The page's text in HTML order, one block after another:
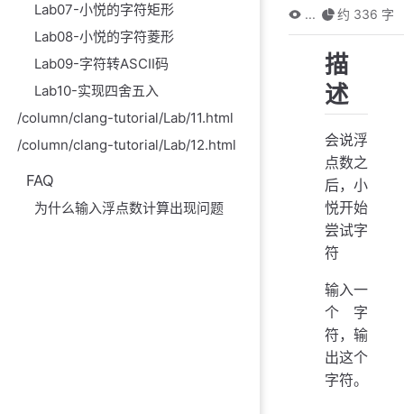
Lab07-小悦的字符矩形
Lab08-小悦的字符菱形
Lab09-字符转ASCII码
Lab10-实现四舍五入
/column/clang-tutorial/Lab/11.html
/column/clang-tutorial/Lab/12.html
FAQ
为什么输入浮点数计算出现问题
...
约 336 字
描
述
会说浮
点数之
后，小
悦开始
尝试字
符
输入一
个字
符，输
出这个
字符。